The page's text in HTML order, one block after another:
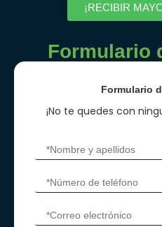
¡RECIBIR
Formulario
Formulario
¡No te quedes con